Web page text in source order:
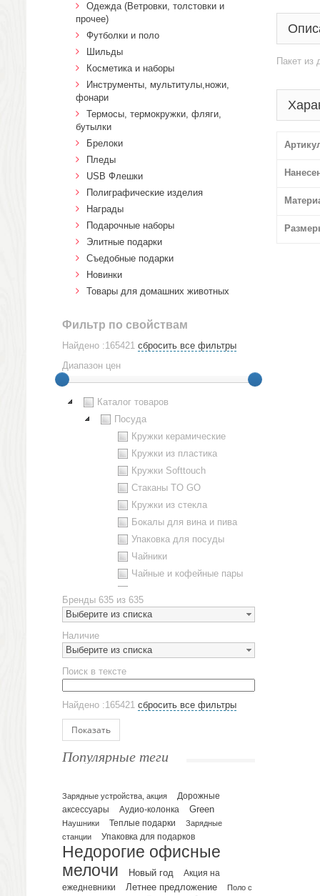
Пакет из
Одежда (Ветровки, толстовки и
прочее)
Футболки и поло
Шильды
Косметика и наборы
Инструменты, мультитулы,ножи,
фонари
Термосы, термокружки, фляги,
бутылки
Брелоки
Пледы
USB Флешки
Полиграфические изделия
Награды
Подарочные наборы
Элитные подарки
Cъедобные подарки
Новинки
Товары для домашних животных
Фильтр по свойствам
Найдено :165421 сбросить все фильтры
Диапазон цен
Каталог товаров
Посуда
Кружки керамические
Кружки из пластика
Кружки Softtouch
Стаканы TO GO
Кружки из стекла
Бокалы для вина и пива
Упаковка для посуды
Чайники
Чайные и кофейные пары
Наборы посуды
Предметы сервировки
Стаканы
Эко кружки
ЕВРОПОСУДА
Аксессуары
Ежедневники и блокноты
Датированные ежедневники
Планинги и телефонные книжки
Планинги датированные
Планинги недатированные
Телефонные книжки
Органайзер на ежедневник
Бренды 635 из 635
Выберите из списка
Наличие
Выберите из списка
Поиск в тексте
Найдено :165421 сбросить все фильтры
Показать
Популярные теги
Зарядные устройства, акция
Дорожные
аксессуары
Аудио-колонка Green
Наушники Теплые подарки
Зарядные
станции
Упаковка для подарков
Недорогие офисные
мелочи
Новый год
Акция на
ежедневники
Летнее предложение
Поло с